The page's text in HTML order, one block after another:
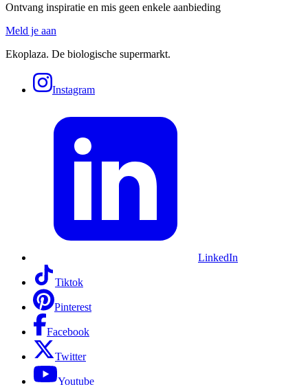
Ontvang inspiratie en mis geen enkele aanbieding
Meld je aan
Ekoplaza. De biologische supermarkt.
Instagram
LinkedIn
Tiktok
Pinterest
Facebook
Twitter
Youtube